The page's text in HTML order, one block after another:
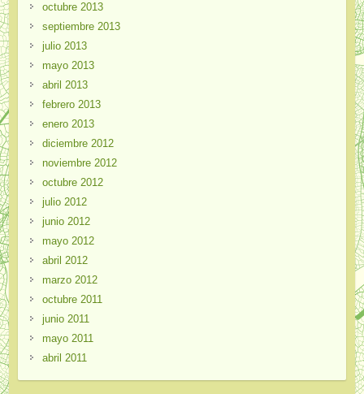
octubre 2013
septiembre 2013
julio 2013
mayo 2013
abril 2013
febrero 2013
enero 2013
diciembre 2012
noviembre 2012
octubre 2012
julio 2012
junio 2012
mayo 2012
abril 2012
marzo 2012
octubre 2011
junio 2011
mayo 2011
abril 2011